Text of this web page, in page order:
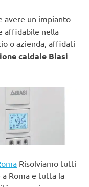
avere un impianto
affidabile nella
o azienda, affidati
caldaie Biasi
Risolviamo tutti
Roma e tutta la